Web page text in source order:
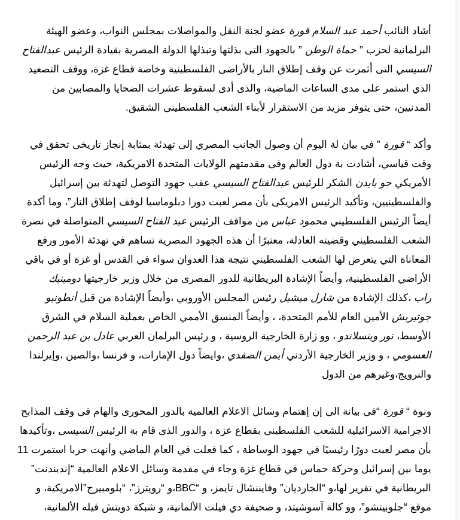
أشاد النائبأحمد عبد السلام قورة عضو لجنة النقل والمواصلات بمجلس النواب، وعضو الهيئة
البرلمانية لحزب ” حماة الوطن ” بالجهود التى بذلتها وتبذلها الدولة المصرية بقيادة الرئيس عبدالفتاح
السيسي التى أثمرت عن وقف إطلاق النار بالأراضى الفلسطينية وخاصة قطاع غزة، ووقف التصعيد
الذي استمر على مدى الساعات الماضية، والذى أدى لسقوط عشرات الضحايا والمصابين من
المدنيين، حتى يتوفر مزيد من الاستقرار لأبناء الشعب الفلسطينى الشقيق.
وأكد “ قورة ” في بيان لة اليوم أن وصول الجانب المصري إلى تهدئة بمثابة إنجاز تاريخى تحقق في
وقت قياسي، أشادت بة دول العالم وفى مقدمتهم الولايات المتحدة الامريكية، حيث وجه الرئيس
الأمريكي جو بايدن الشكر للرئيس عبدالفتاح السيسي عقب جهود التوصل لتهدئة بين إسرائيل
والفلسطينيين، وتأكيد الرئيس الامريكى بأن مصر لعبت دورا دبلوماسيا لوقف إطلاق النار”، وما أكدة
أيضاً الرئيس الفلسطيني محمود عباس من مواقف الرئيس عبد الفتاح السيسي المتواصلة في نصرة
الشعب الفلسطيني وقضيته العادلة، معتبرًا أن هذه الجهود المصرية تساهم في تهدئة الأمور ورفع
المعاناة التي يتعرض لها الشعب الفلسطيني نتيجة هذا العدوان سواء في القدس أو غزة أو في باقي
الأراضي الفلسطينية، وأيضاً الإشادة البريطانية للدور المصرى من خلال وزير خارجيتها دومينيك
راب ،كذلك الإشادة منشارل ميشيل رئيس المجلس الأوروبي ،وأيضاً الإشادة من قبلأنطونيو
جوتيريش الأمين العام للأمم المتحدة، ، وأيضاً المنسق الأممي الخاص بعملية السلام في الشرق
الأوسط،تور وينسلاندو ، وو زارة الخارجية الروسية ، و رئيس البرلمان العربي عادل بن عبد الرحمن
العسومي ، و وزير الخارجية الأردنيأيمن الصفدي ،وايضاً دول الإمارات، و فرنسا ،والصين ،وإيرلندا
والنرويج،وغيرهم من الدول
ونوة “ قورة “فى بيانة الى إن إهتمام وسائل الاعلام العالمية بالدور المحورى والهام فى وقف المذابح
الاجرامية الاسرائيلية للشعب الفلسطينى بقطاع عزة ، والدور الذى قام بة الرئيس السيسى ،وتأكيدها
بأن مصر لعبت دورًا رئيسيًا في جهود الوساطة ، كما فعلت في العام الماضي وأنهت حربا استمرت 11
يوما بين إسرائيل وحركة حماس في قطاع غزة وجاء في مقدمة وسائل الاعلام العالمية “إندبندنت”
البريطانية في تقرير لها،و “الجارديان” وفايننشال تايمز، و “BBC،و “رويترز”، “بلومبيرج”الامريكية، و
موقع “جلوبيتشو”، وو كالة آسوشيتد، و صحيفة دي فيلت الألمانية، و شبكة دويتش فيله الألمانية،